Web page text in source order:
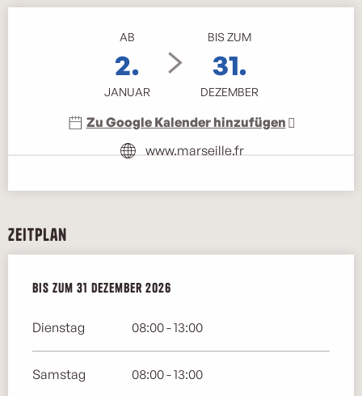
AB
2.
JANUAR
BIS ZUM
31.
DEZEMBER
Zu Google Kalender hinzufügen
www.marseille.fr
Zeitplan
vom2 Januar 2026bis zum
Bis zum 31 Dezember 2026
Dienstag 08:00 - 13:00
Samstag 08:00 - 13:00